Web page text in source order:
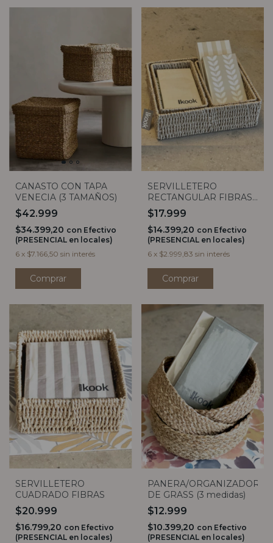
CANASTO CON TAPA
VENECIA (3 TAMAÑOS)
$42.999
$34.399,20 con Efectivo
(PRESENCIAL en locales)
6 x $7.166,50 sin interés
Comprar
SERVILLETERO
RECTANGULAR FIBRAS
(2 medidas)
$17.999
$14.399,20 con Efectivo
(PRESENCIAL en locales)
6 x $2.999,83 sin interés
Comprar
SERVILLETERO
CUADRADO FIBRAS
$20.999
$16.799,20 con Efectivo
(PRESENCIAL en locales)
PANERA/ORGANIZADOR
DE GRASS (3 medidas)
$12.999
$10.399,20 con Efectivo
(PRESENCIAL en locales)